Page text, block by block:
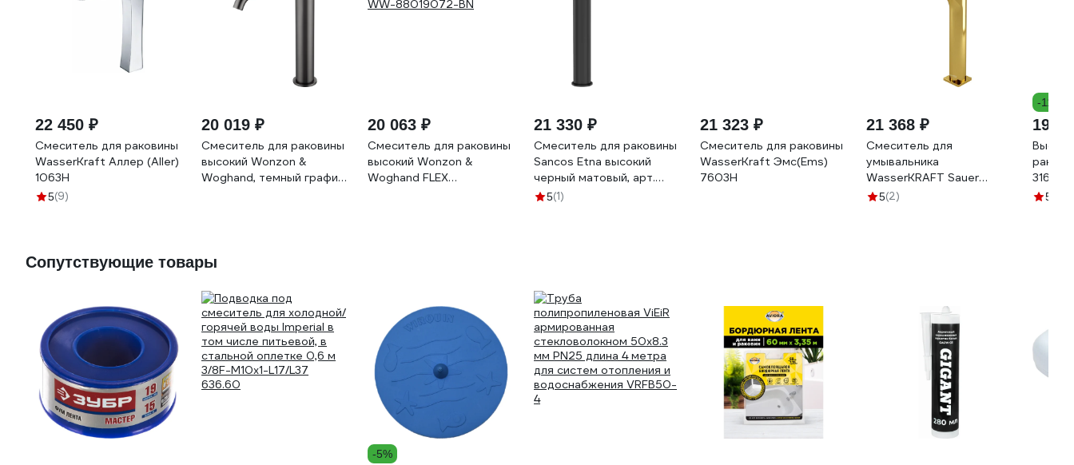
22 450 ₽
Смеситель для раковины
WasserKraft Аллер (Aller)
1063H
5(9)
20 019 ₽
Смеситель для раковины
высокий Wonzon &
Woghand, темный графит
20 063 ₽
Смеситель для раковины
высокий Wonzon &
Woghand FLEX
21 330 ₽
Смеситель для раковины
Sancos Etna высокий
черный матовый, арт.
SC9002MB
5(1)
21 323 ₽
Смеситель для раковины
WasserKraft Эмс(Ems)
7603H
21 368 ₽
Смеситель для
умывальника
WasserKRAFT Sauer
7103H
5(2)
-11%
19
5
Сопутствующие товары
-5%